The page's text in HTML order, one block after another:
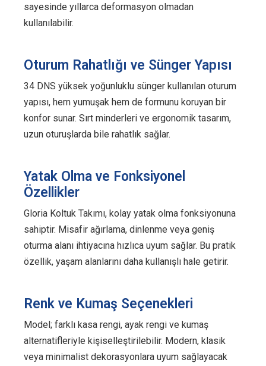
sayesinde yıllarca deformasyon olmadan
kullanılabilir.
Oturum Rahatlığı ve Sünger Yapısı
34 DNS yüksek yoğunluklu sünger kullanılan oturum
yapısı, hem yumuşak hem de formunu koruyan bir
konfor sunar. Sırt minderleri ve ergonomik tasarım,
uzun oturuşlarda bile rahatlık sağlar.
Yatak Olma ve Fonksiyonel
Özellikler
Gloria Koltuk Takımı, kolay yatak olma fonksiyonuna
sahiptir. Misafir ağırlama, dinlenme veya geniş
oturma alanı ihtiyacına hızlıca uyum sağlar. Bu pratik
özellik, yaşam alanlarını daha kullanışlı hale getirir.
Renk ve Kumaş Seçenekleri
Model; farklı kasa rengi, ayak rengi ve kumaş
alternatifleriyle kişiselleştirilebilir. Modern, klasik
veya minimalist dekorasyonlara uyum sağlayacak